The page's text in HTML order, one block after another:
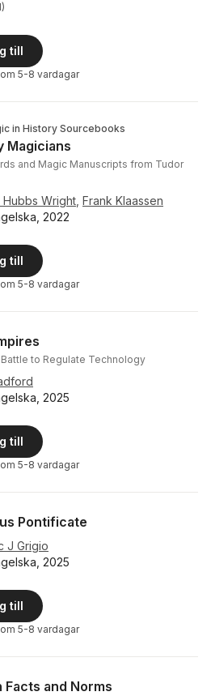
Totalt antal röster:
)
till
5-8 vardagar
in History Sourcebooks
Magicians
and Magic Manuscripts from Tudor
Hubbs Wright, Frank Klaassen
2022
till
5-8 vardagar
to Regulate Technology
2025
till
5-8 vardagar
Pontificate
J Grigio
2025
till
5-8 vardagar
Facts and Norms